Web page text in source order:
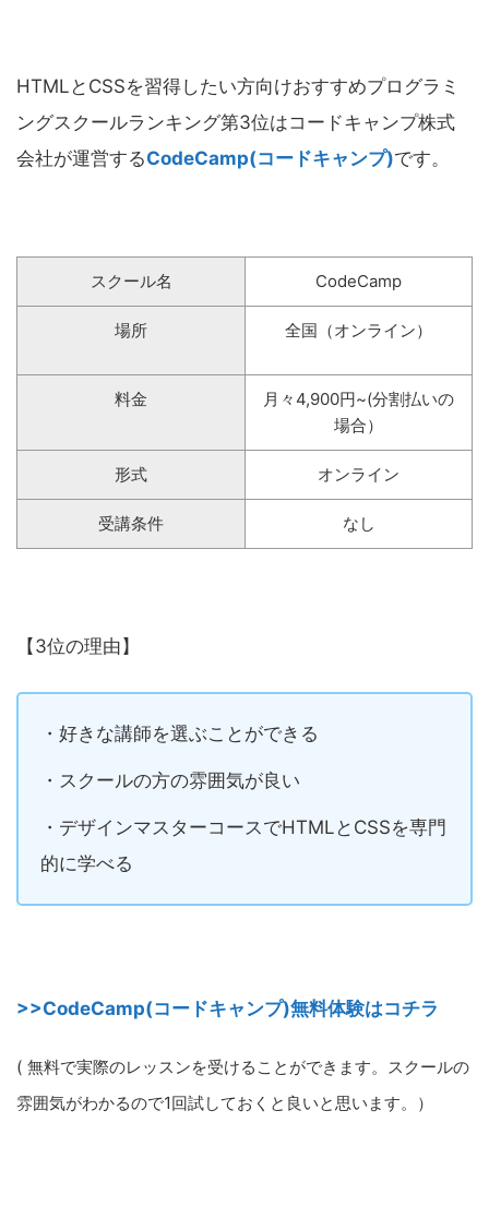
HTMLとCSSを習得したい方向けおすすめプログラミ
ングスクールランキング第3位はコードキャンプ株式
会社が運営するCodeCamp(コードキャンプ)です。
スクール名 CodeCamp
場所 全国（オンライン）
料金
月々4,900円~(分割払いの
場合）
形式 オンライン
受講条件 なし
【3位の理由】
・好きな講師を選ぶことができる
・スクールの方の雰囲気が良い
・デザインマスターコースでHTMLとCSSを専門
的に学べる
>>CodeCamp(コードキャンプ)無料体験はコチラ
( 無料で実際のレッスンを受けることができます。スクールの
雰囲気がわかるので1回試しておくと良いと思います。）